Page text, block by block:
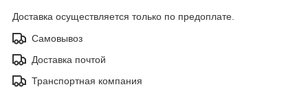
Доставка осуществляется только по предоплате.
Самовывоз
Доставка почтой
Транспортная компания